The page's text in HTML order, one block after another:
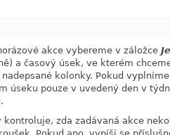
akce vybereme v záložce
a časový úsek, ve kterém
kolonky. Pokud
úseku pouze v uvedený den v
.
zda zadávaná akce